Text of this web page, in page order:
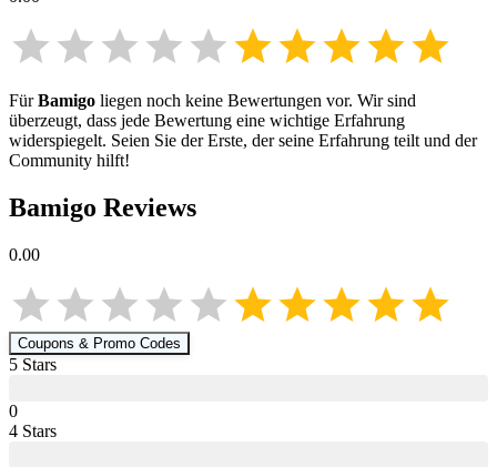
FürBamigo liegen noch keine Bewertungen vor. Wir sind
überzeugt, dass jede Bewertung eine wichtige Erfahrung
widerspiegelt. Seien Sie der Erste, der seine Erfahrung teilt und der
Community hilft!
Bamigo Reviews
0.00
Coupons & Promo Codes
5 Stars
0
4 Stars